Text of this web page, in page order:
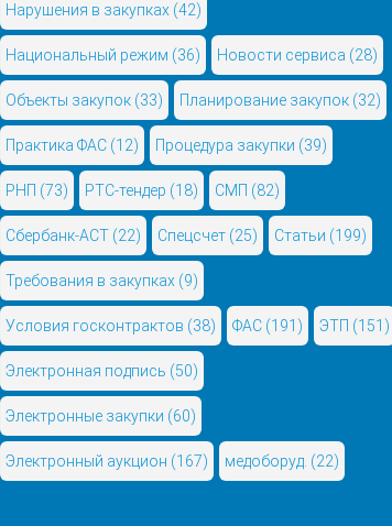
Нарушения в закупках (42)
Национальный режим (36) Новости сервиса (28)
Объекты закупок (33) Планирование закупок (32)
Практика ФАС (12) Процедура закупки (39)
РНП (73) РТС-тендер (18) СМП (82)
Сбербанк-АСТ (22) Спецсчет (25) Статьи (199)
Требования в закупках (9)
Условия госконтрактов (38) ФАС (191) ЭТП (151)
Электронная подпись (50)
Электронные закупки (60)
Электронный аукцион (167) медоборуд. (22)